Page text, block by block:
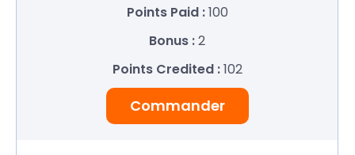
100
2
102
Commander